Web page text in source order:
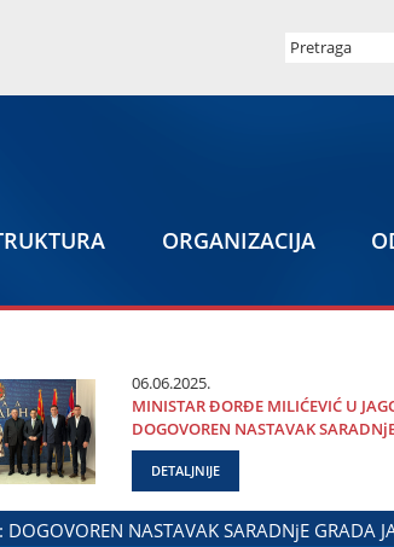
ORGANIZACIЈA
06.06.2025.
MINISTAR ĐORĐE MILIĆEVIĆ U
DOGOVOREN NASTAVAK
DETALJNIJE
DIЈASPOROM DALIBOR MARKOVIĆ NA